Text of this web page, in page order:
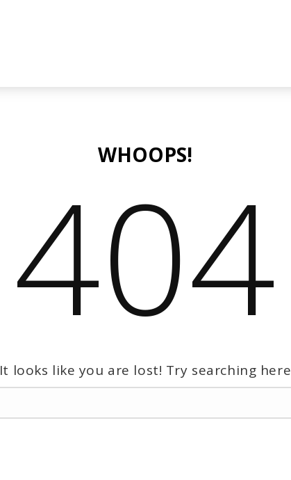
WHOOPS!
404
It looks like you are lost! Try searching here